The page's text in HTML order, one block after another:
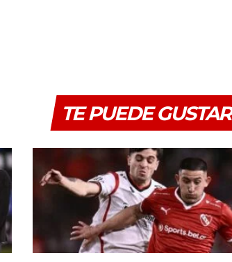
TE PUEDE GUSTAR